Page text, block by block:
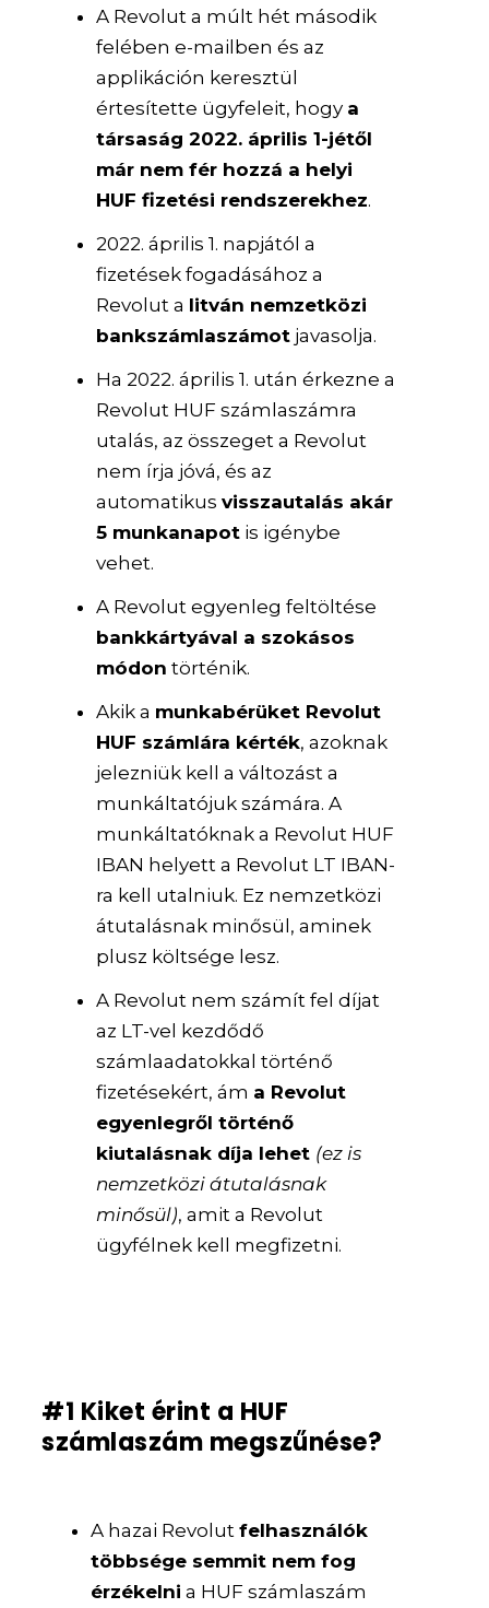
A Revolut a múlt hét második
felében e-mailben és az
applikáción keresztül
értesítette ügyfeleit, hogy a
társaság 2022. április 1-jétől
már nem fér hozzá a helyi
HUF fizetési rendszerekhez.
2022. április 1. napjától a
fizetések fogadásához a
Revolut a litván nemzetközi
bankszámlaszámotjavasolja.
Ha 2022. április 1. után érkezne a
Revolut HUF számlaszámra
utalás, az összeget a Revolut
nem írja jóvá, és az
automatikus visszautalás akár
5 munkanapotis igénybe
vehet.
A Revolut egyenleg feltöltése
bankkártyával a szokásos
módon történik.
Akik a munkabérüket Revolut
HUF számlára kérték, azoknak
jelezniük kell a változást a
munkáltatójuk számára. A
munkáltatóknak a Revolut HUF
IBAN helyett a Revolut LT IBAN-
ra kell utalniuk. Ez nemzetközi
átutalásnak minősül, aminek
plusz költsége lesz.
A Revolut nem számít fel díjat
az LT-vel kezdődő
számlaadatokkal történő
fizetésekért, ám a Revolut
egyenlegről történő
kiutalásnak díja lehet (ez is
nemzetközi átutalásnak
minősül), amit a Revolut
ügyfélnek kell megfizetni.
#1 Kiket érint a HUF
számlaszám megszűnése?
A hazai Revolutfelhasználók
többsége semmit nem fog
érzékelni a HUF számlaszám